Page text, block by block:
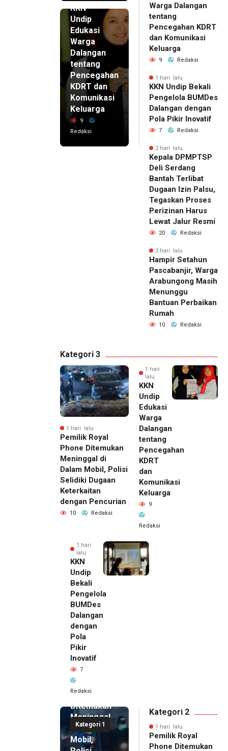
KKN
Undip
Edukasi
Warga
Dalangan
tentang
Pencegahan
KDRT dan
Komunikasi
Keluarga
9
Redaksi
Warga Dalangan
tentang
Pencegahan KDRT
dan Komunikasi
Keluarga
9 Redaksi
1 hari lalu
KKN Undip Bekali
Pengelola BUMDes
Dalangan dengan
Pola Pikir Inovatif
7 Redaksi
2 hari lalu
Kepala DPMPTSP
Deli Serdang
Bantah Terlibat
Dugaan Izin Palsu,
Tegaskan Proses
Perizinan Harus
Lewat Jalur Resmi
20 Redaksi
2 hari lalu
Hampir Setahun
Pascabanjir, Warga
Arabungong Masih
Menunggu
Bantuan Perbaikan
Rumah
10 Redaksi
Kategori 3
1 hari lalu
Pemilik Royal
Phone Ditemukan
Meninggal di
Dalam Mobil, Polisi
Selidiki Dugaan
Keterkaitan
dengan Pencurian
10 Redaksi
1 hari
lalu
KKN
Undip
Edukasi
Warga
Dalangan
tentang
Pencegahan
KDRT
dan
Komunikasi
Keluarga
9
Redaksi
1 hari
lalu
KKN
Undip
Bekali
Pengelola
BUMDes
Dalangan
dengan
Pola
Pikir
Inovatif
7
Redaksi
Kategori 1
1 hari lalu
Pemilik
Royal
Phone
Ditemukan
Meninggal
di Dalam
Mobil,
Kategori 2
1 hari lalu
Pemilik Royal
Phone Ditemukan